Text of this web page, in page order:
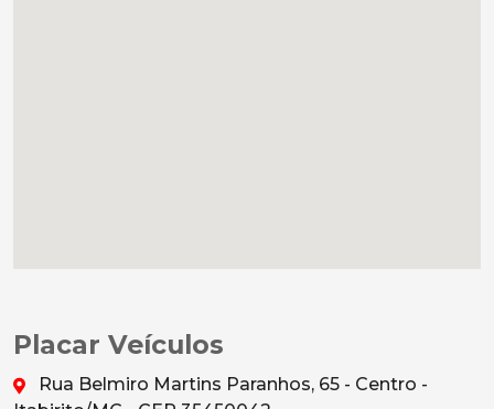
Placar Veículos
Rua Belmiro Martins Paranhos, 65 - Centro -